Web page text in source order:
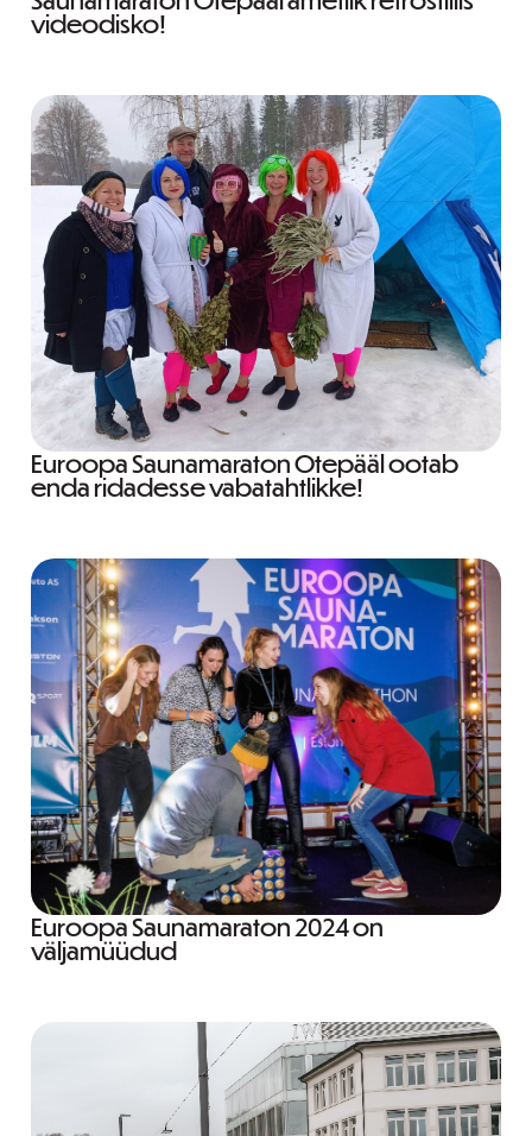
videodisko!
Euroopa Saunamaraton Otepääl ootab
enda ridadesse vabatahtlikke!
Euroopa Saunamaraton 2024 on
väljamüüdud